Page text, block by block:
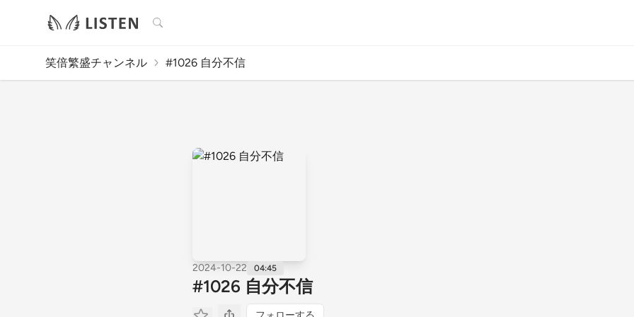
検索
笑倍繁盛チャンネル #1026 自分不信
2024-10-22 04:45
#1026 自分不信